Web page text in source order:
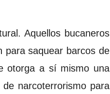
Aquellos bucaneros
para saquear barcos de
otorga a sí mismo una
narcoterrorismo para